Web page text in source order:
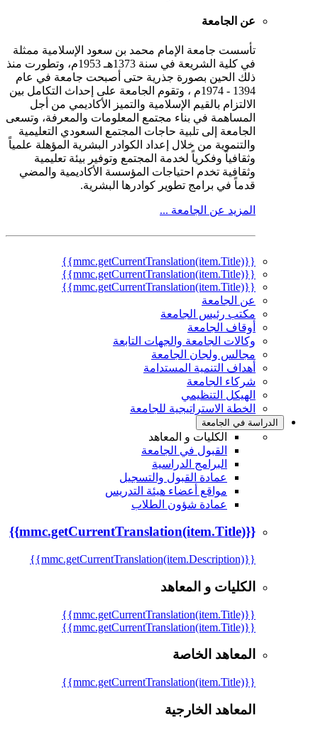
عن الجامعة
تأسست جامعة الإمام محمد بن سعود الإسلامية ممثلة
في كلية الشريعة في سنة 1373هـ 1953م، وتطورت منذ
ذلك الحين بصورة جذرية حتى أصبحت جامعة في عام
1394 - 1974م ، وتقوم الجامعة على إحداث التكامل بين
الالتزام بالقيم الإسلامية والتميز الأكاديمي من أجل
المساهمة في بناء مجتمع المعلومات والمعرفة، وتسعى
الجامعة إلى تلبية حاجات المجتمع السعودي التعليمية
والتنموية من خلال إعداد الكوادر البشرية المؤهلة علمياً
وثقافياً وفكرياً لخدمة المجتمع وتوفير بيئة تعليمية
وثقافية تخدم احتياجات المؤسسة الأكاديمية والمضي
قدماً في برامج تطوير كوادرها البشرية.
المزيد عن الجامعة ...
{{mmc.getCurrentTranslation(item.Title)}}
{{mmc.getCurrentTranslation(item.Title)}}
{{mmc.getCurrentTranslation(item.Title)}}
عن الجامعة
مكتب رئيس الجامعة
أوقاف الجامعة
وكالات الجامعة والجهات التابعة
مجالس ولجان الجامعة
أهداف التنمية المستدامة
شركاء الجامعة
الهيكل التنظيمي
الخطة الاستراتيجية للجامعة
الدراسة في الجامعة
الكليات و المعاهد
القبول في الجامعة
البرامج الدراسية
عمادة القبول والتسجيل
مواقع أعضاء هيئة التدريس
عمادة شؤون الطلاب
{{mmc.getCurrentTranslation(item.Title)}}
{{mmc.getCurrentTranslation(item.Description)}}
الكليات و المعاهد
{{mmc.getCurrentTranslation(item.Title)}}
{{mmc.getCurrentTranslation(item.Title)}}
المعاهد الخاصة
{{mmc.getCurrentTranslation(item.Title)}}
المعاهد الخارجية